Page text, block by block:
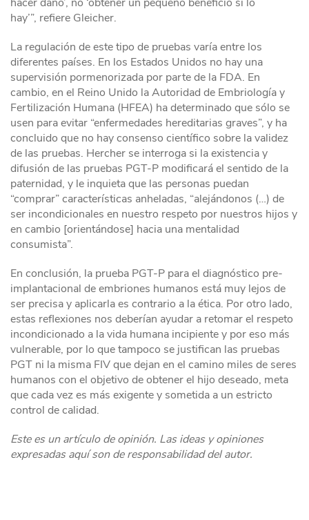
hay’”, refiere Gleicher.
La regulación de este tipo de pruebas varía entre los
diferentes países. En los Estados Unidos no hay una
supervisión pormenorizada por parte de la FDA. En
cambio, en el Reino Unido la Autoridad de Embriología y
Fertilización Humana (HFEA) ha determinado que sólo se
usen para evitar “enfermedades hereditarias graves”, y ha
concluido que no hay consenso científico sobre la validez
de las pruebas. Hercher se interroga si la existencia y
difusión de las pruebas PGT-P modificará el sentido de la
paternidad, y le inquieta que las personas puedan
“comprar” características anheladas, “alejándonos (…) de
ser incondicionales en nuestro respeto por nuestros hijos y
en cambio [orientándose] hacia una mentalidad
consumista”.
En conclusión, la prueba PGT-P para el diagnóstico pre-
implantacional de embriones humanos está muy lejos de
ser precisa y aplicarla es contrario a la ética. Por otro lado,
estas reflexiones nos deberían ayudar a retomar el respeto
incondicionado a la vida humana incipiente y por eso más
vulnerable, por lo que tampoco se justifican las pruebas
PGT ni la misma FIV que dejan en el camino miles de seres
humanos con el objetivo de obtener el hijo deseado, meta
que cada vez es más exigente y sometida a un estricto
control de calidad.
Este es un artículo de opinión. Las ideas y opiniones
expresadas aquí son de responsabilidad del autor.